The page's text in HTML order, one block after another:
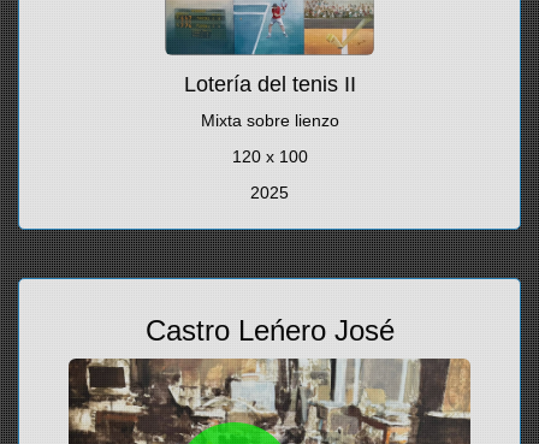
Lotería del tenis II
Mixta sobre lienzo
120 x 100
2025
Castro Leńero José